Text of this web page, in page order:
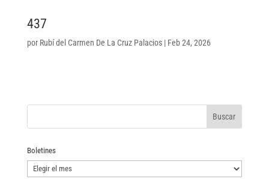
437
por Rubí del Carmen De La Cruz Palacios| Feb 24, 2026
Boletines
Boletines